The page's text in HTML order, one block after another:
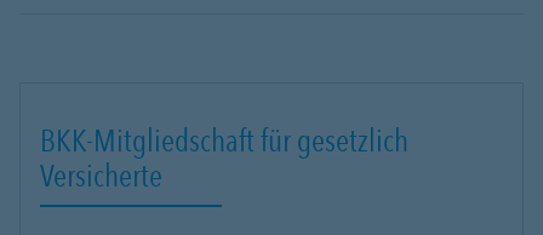
BKK-Mitgliedschaft für gesetzlich
Versicherte